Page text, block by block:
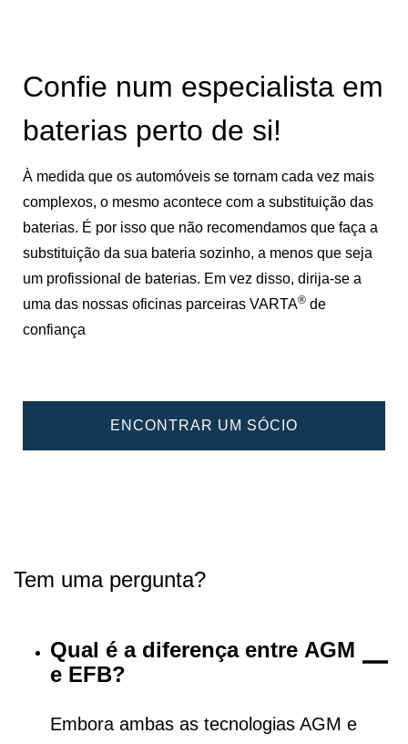
Confie num especialista em
baterias perto de si!
À medida que os automóveis se tornam cada vez mais
complexos, o mesmo acontece com a substituição das
baterias. É por isso que não recomendamos que faça a
substituição da sua bateria sozinho, a menos que seja
um profissional de baterias. Em vez disso, dirija-se a
uma das nossas oficinas parceiras VARTA® de
confiança
ENCONTRAR UM SÓCIO
Tem uma pergunta?
Qual é a diferença entre AGM
e EFB?
Embora ambas as tecnologias AGM e